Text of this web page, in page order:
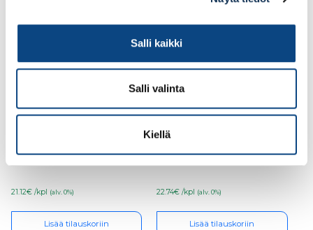
Salli kaikki
Salli valinta
Kiellä
alumiini&ohutlevy
21.12€ /kpl (alv. 0%)
Lisää tilauskoriin
Monitoimityökalunterä
22.74€ /kpl (alv. 0%)
Lisää tilauskoriin